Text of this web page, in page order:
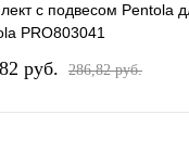
с подвесом Pentola
PRO803041
pуб. 286,82 pуб.